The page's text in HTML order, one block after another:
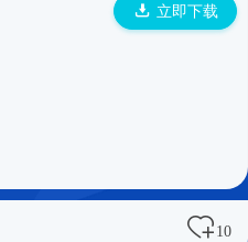
立即下载
10